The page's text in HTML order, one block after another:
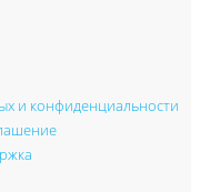
и конфиденциальности